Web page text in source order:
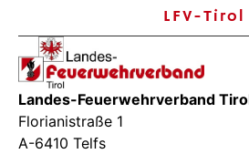
LFV-Tirol
Landes-Feuerwehrverband
Florianistraße 1
A-6410 Telfs